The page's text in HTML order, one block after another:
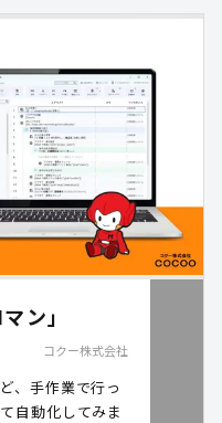
ン」
コクー株式会社
、手作業で行っ
自動化してみま